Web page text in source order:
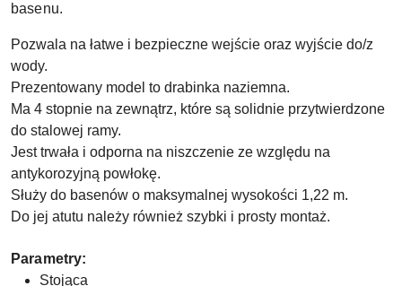
basenu.
Pozwala na łatwe i bezpieczne wejście oraz wyjście do/z
wody.
Prezentowany model to drabinka naziemna.
Ma 4 stopnie na zewnątrz, które są solidnie przytwierdzone
do stalowej ramy.
Jest trwała i odporna na niszczenie ze względu na
antykorozyjną powłokę.
Służy do basenów o maksymalnej wysokości 1,22 m.
Do jej atutu należy również szybki i prosty montaż.
Parametry:
Stojąca